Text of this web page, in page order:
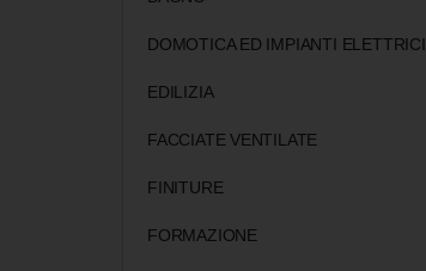
DOMOTICA ED IMPIANTI ELETTRICI
EDILIZIA
FACCIATE VENTILATE
FINITURE
FORMAZIONE